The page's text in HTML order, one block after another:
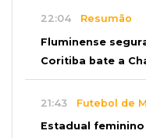
22:04 Resumão
Fluminense
Coritiba bate a
21:43 Futebol de
Estadual